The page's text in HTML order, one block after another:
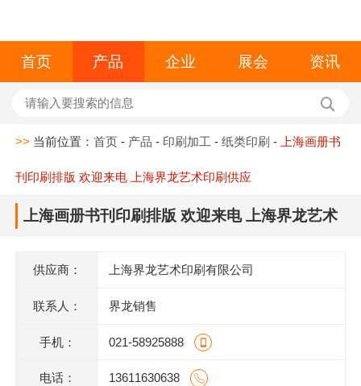
首页 产品 企业 展会 资讯
>> 当前位置：首页 - 产品 - 印刷加工 -纸类印刷 - 上海画册书
刊印刷排版 欢迎来电 上海界龙艺术印刷供应
上海画册书刊印刷排版 欢迎来电 上海界龙艺术
供应商： 上海界龙艺术印刷有限公司
联系人： 界龙销售
手机： 021-58925888
电话： 13611630638